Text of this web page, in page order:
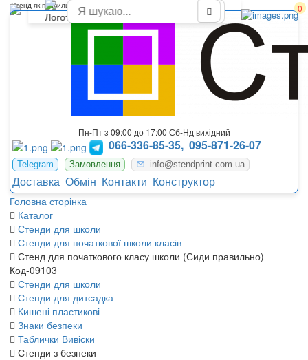
0
Пн-Пт з 09:00 до 17:00 Сб-Нд вихідний
066-336-85-35, 095-871-26-07
Telegram Замовлення info@stendprint.com.ua
Доставка Обмін Контакти Конструктор
Головна сторінка
Каталог
Стенди для школи
Стенди для початкової школи класів
Стенд для початкового класу школи (Сиди правильно)
Код-09103
Стенди для школи
Стенди для дитсадка
Кишені пластикові
Знаки безпеки
Таблички Вивіски
Стенди з безпеки
Стенд як правильно сидіти для початкової школи